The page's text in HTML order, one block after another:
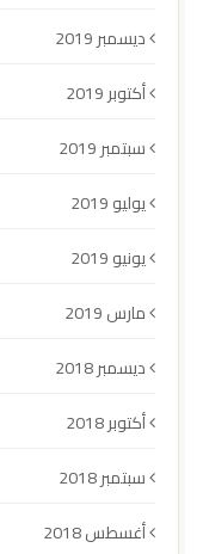
ديسمبر 2019
أكتوبر 2019
سبتمبر 2019
يوليو 2019
يونيو 2019
مارس 2019
ديسمبر 2018
أكتوبر 2018
سبتمبر 2018
أغسطس 2018